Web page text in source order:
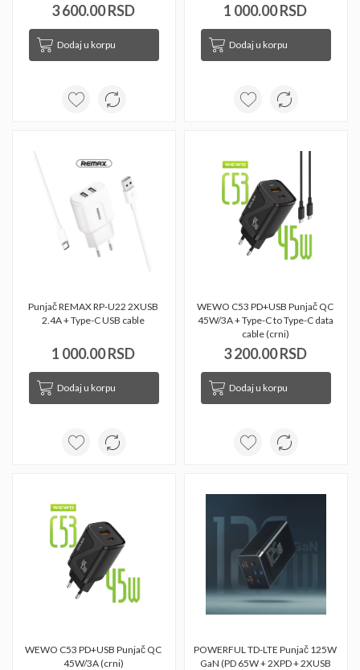
3 600.00 RSD
Dodaj u korpu
1 000.00 RSD
Dodaj u korpu
Punjač REMAX RP-U22 2XUSB
2.4A + Type-C USB cable
1 000.00 RSD
Dodaj u korpu
WEWO C53 PD+USB Punjač QC
45W/3A + Type-C to Type-C data
cable (crni)
3 200.00 RSD
Dodaj u korpu
WEWO C53 PD+USB Punjač QC
45W/3A (crni)
POWERFUL TD-LTE Punjač 125W
GaN (PD 65W + 2XPD + 2XUSB